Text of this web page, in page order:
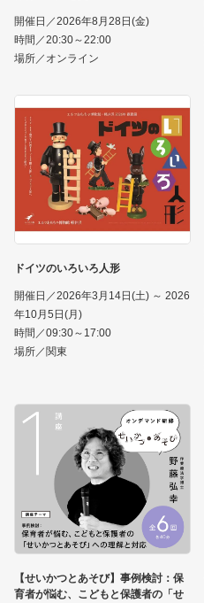
開催日／2026年8月28日(金)
時間／20:30～22:00
場所／オンライン
ドイツのいろいろ人形
開催日／2026年3月14日(土) ～ 2026
年10月5日(月)
時間／09:30～17:00
場所／関東
【せいかつとあそび】事例検討：保
育者が悩む、こどもと保護者の「せ